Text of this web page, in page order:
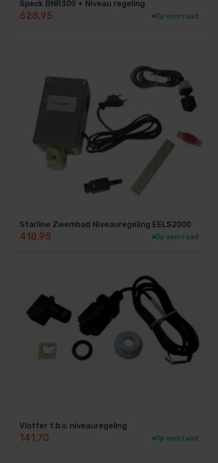
Speck BNR300 + Niveau regeling
628,95 Op voorraad
Starline Zwembad Niveauregeling EELS2000
418,95 Op voorraad
Vlotter t.b.v. niveauregeling
141,70 Op voorraad